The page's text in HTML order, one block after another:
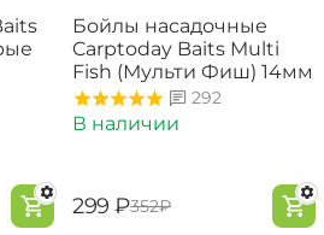
Бойлы насадочные
Carptoday Baits Multi
Fish (Мульти Фиш) 14мм
292
В наличии
‍299‍ ₽‍352‍₽